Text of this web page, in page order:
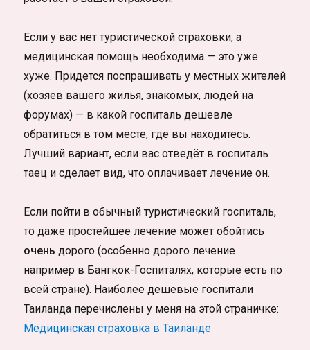
Если у вас нет туристической страховки, а
медицинская помощь необходима — это уже
хуже. Придется поспрашивать у местных жителей
(хозяев вашего жилья, знакомых, людей на
форумах) — в какой госпиталь дешевле
обратиться в том месте, где вы находитесь.
Лучший вариант, если вас отведёт в госпиталь
таец и сделает вид, что оплачивает лечение он.
Если пойти в обычный туристический госпиталь,
то даже простейшее лечение может обойтись
очень дорого (особенно дорого лечение
например в Бангкок-Госпиталях, которые есть по
всей стране). Наиболее дешевые госпитали
Таиланда перечислены у меня на этой страничке:
Медицинская страховка в Таиланде